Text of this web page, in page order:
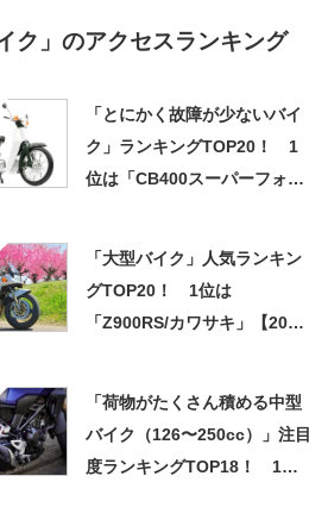
ク」のアクセスランキング
「とにかく故障が少ないバイ
ク」ランキングTOP20！ 1
位は「CB400スーパーフォア/
「大型バイク」人気ランキン
グTOP20！ 1位は
「Z900RS/カワサキ」【2023
「荷物がたくさん積める中型
バイク（126〜250cc）」注目
度ランキングTOP18！ 1位